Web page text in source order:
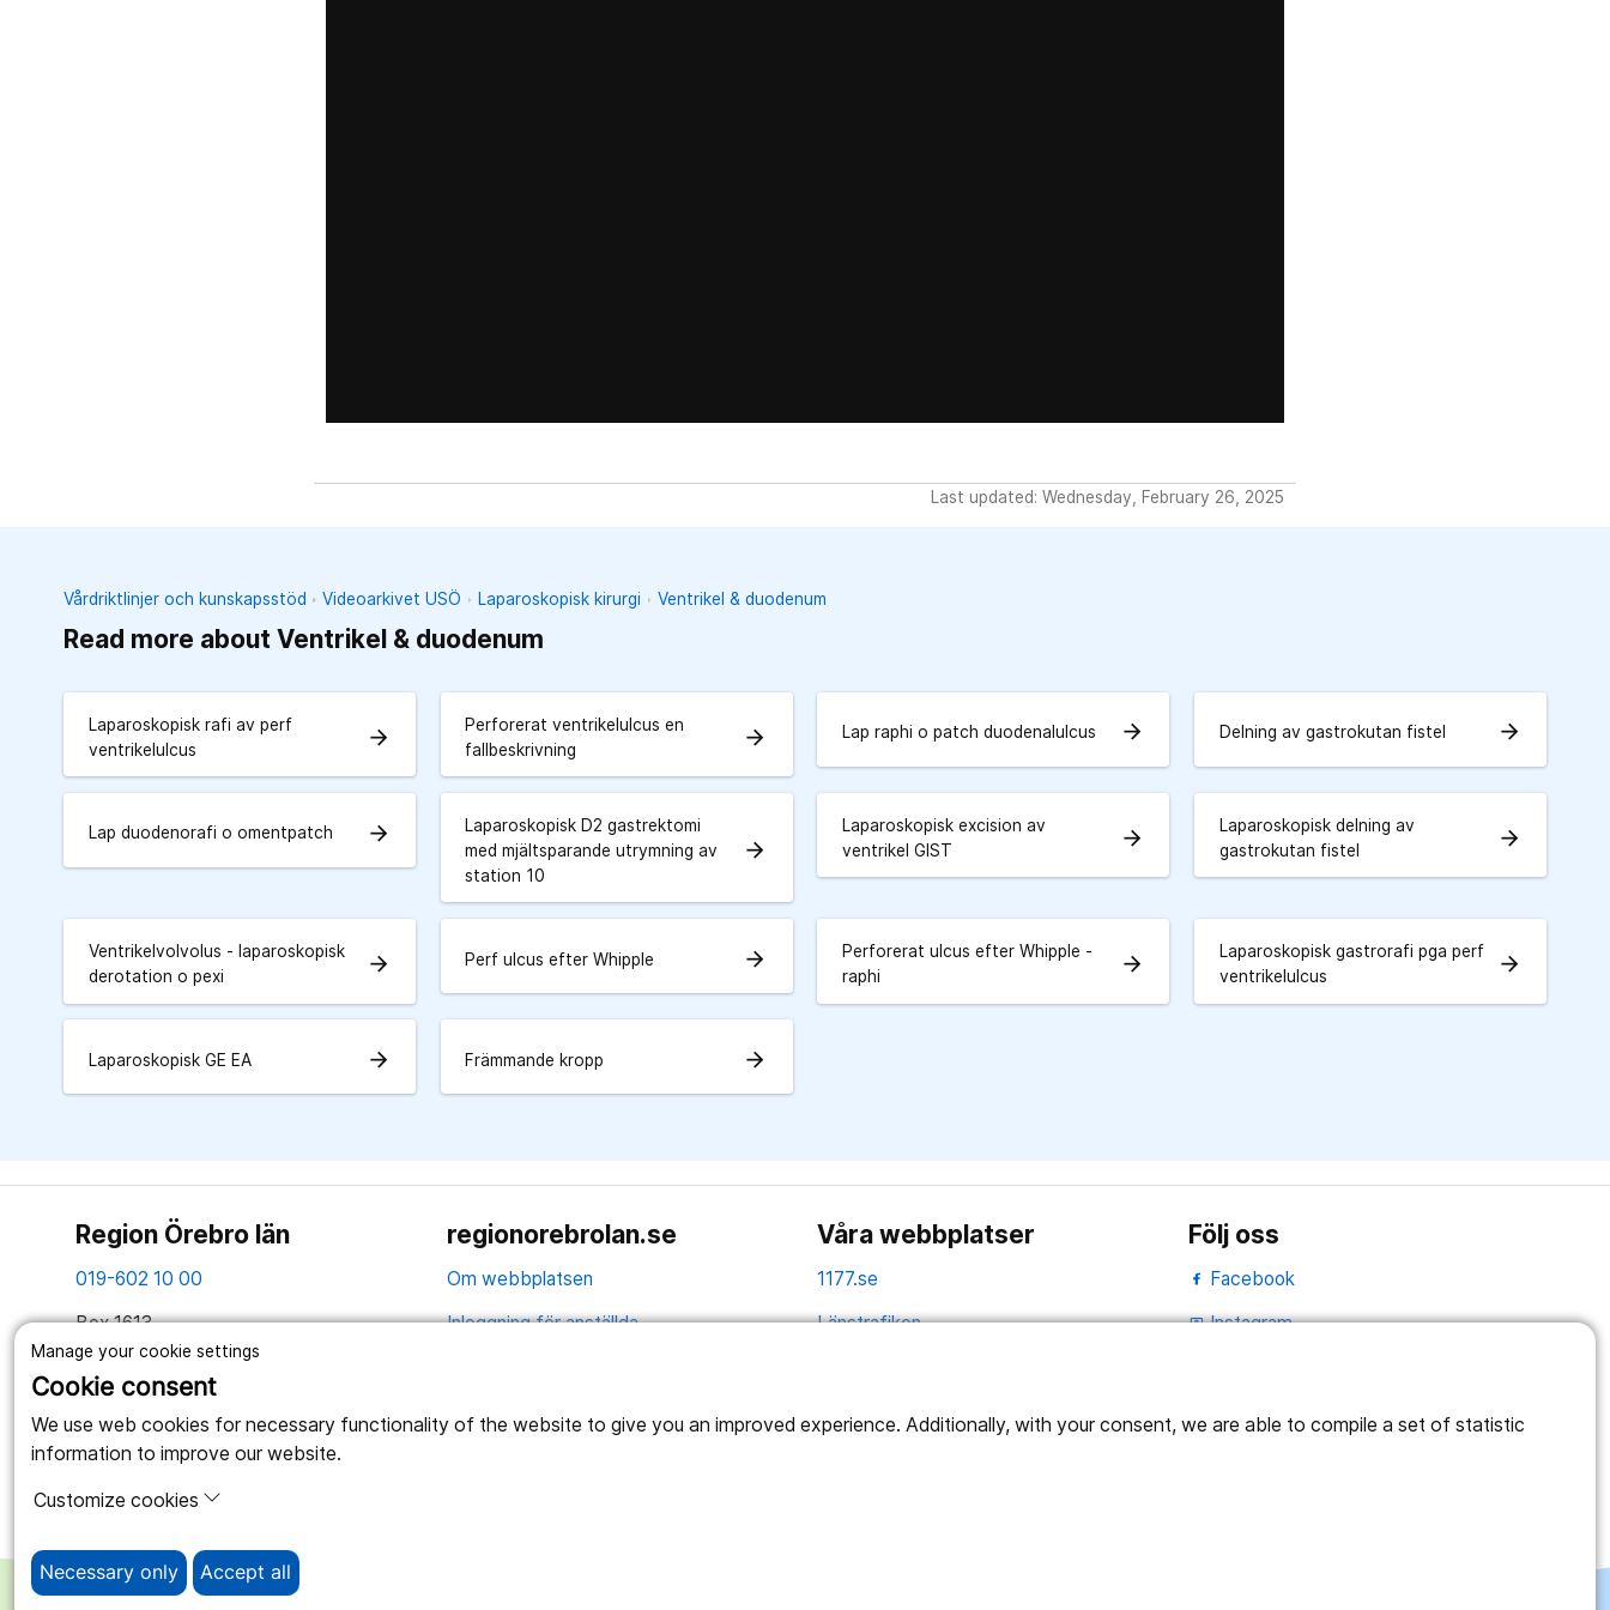
Manage your cookie settings
Cookie consent
We use web cookies for necessary functionality of the website to give you an improved experience. Additionally, with your consent, we are able to compile a set of statistic
information to improve our website.
Customize cookies
Necessary only Accept all
Last updated: Wednesday, February 26, 2025
Vårdriktlinjer och kunskapsstöd Videoarkivet USÖ Laparoskopisk kirurgi Ventrikel & duodenum
Read more about Ventrikel & duodenum
Laparoskopisk rafi av perf
ventrikelulcus
arrow_forward
Perforerat ventrikelulcus en
fallbeskrivning
arrow_forward Lap raphi o patch duodenalulcus arrow_forward Delning av gastrokutan fistel arrow_forward
Lap duodenorafi o omentpatch arrow_forward
Laparoskopisk D2 gastrektomi
med mjältsparande utrymning av
station 10
arrow_forward
Laparoskopisk excision av
ventrikel GIST
arrow_forward
Laparoskopisk delning av
gastrokutan fistel
arrow_forward
Ventrikelvolvolus - laparoskopisk
derotation o pexi
arrow_forward Perf ulcus efter Whipple arrow_forward
Perforerat ulcus efter Whipple -
raphi
arrow_forward
Laparoskopisk gastrorafi pga perf
ventrikelulcus
arrow_forward
Laparoskopisk GE EA arrow_forward Främmande kropp arrow_forward
Region Örebro län
019-602 10 00
Box 1613
701 16 Örebro
Tillsammans skapar vi ett bättre liv
regionorebrolan.se
Om webbplatsen
Inloggning för anställda
Webbplatsens tillgänglighet
Våra webbplatser
1177.se
Länstrafiken
Följ oss
Facebook
portraitInstagram